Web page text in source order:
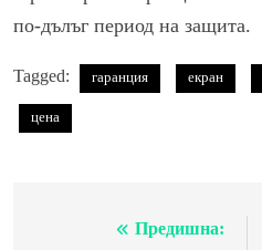
по-дълъг период на защита.
Tagged: гаранция екран
цена
НавигацияПредишна: